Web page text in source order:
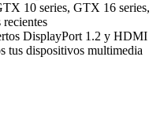
10 series, GTX 16 series,
DisplayPort 1.2 y HDMI
tus dispositivos multimedia